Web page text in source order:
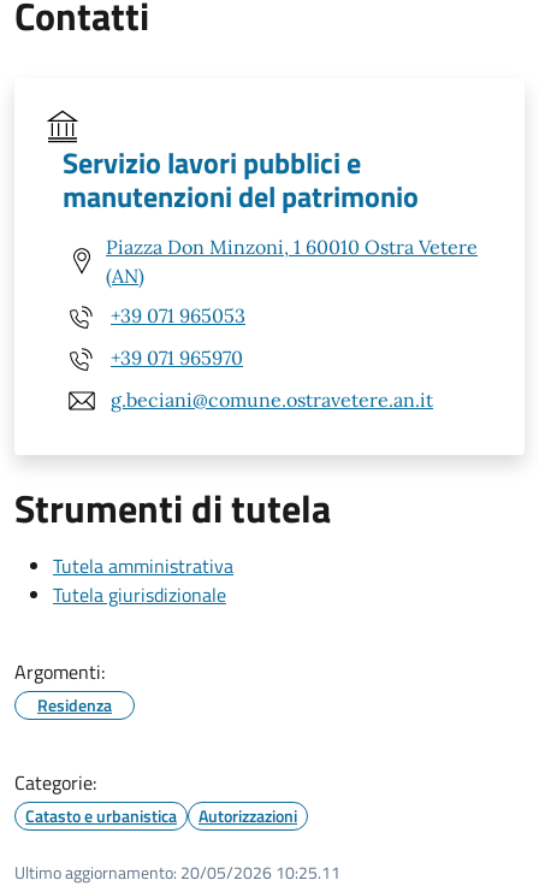
Contatti
Servizio lavori pubblici e
manutenzioni del patrimonio
Piazza Don Minzoni, 1 60010 Ostra Vetere
(AN)
+39 071 965053
+39 071 965970
g.beciani@comune.ostravetere.an.it
Strumenti di tutela
Tutela amministrativa
Tutela giurisdizionale
Argomenti:
Residenza
Categorie:
Catasto e urbanistica Autorizzazioni
Ultimo aggiornamento: 20/05/2026 10:25.11